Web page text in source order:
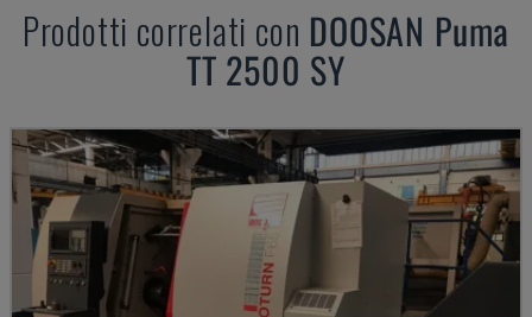
Prodotti correlati con DOOSAN Puma
TT 2500 SY